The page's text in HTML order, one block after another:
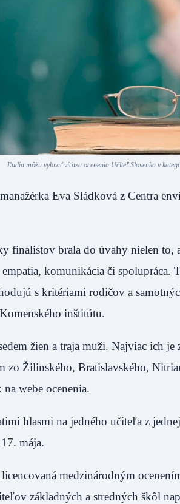
Ľudia môžu vybrať víťaza ocenenia Učiteľ Slovenka v
Eva Sládková z Centra
finalistov brala do úvahy nielen
komunikácia či spolupráca.
s kritériami rodičov a
inštitútu.
žien a traja muži. Najviac ich
zo Žilinského, Bratislavského,
webe ocenenia.
hlasmi na jedného učiteľa z
mája.
medzinárodným
základných a stredných škôl